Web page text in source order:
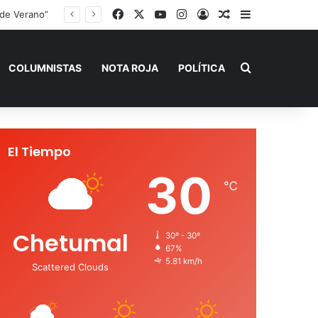
Verano” FacebookYouTubeInstagram
AccesoPublicación al
Barra lateral
COLUMNISTAS NOTA ROJA POLÍTICA Buscar por
El Tiempo
Chetumal
Scattered Clouds
30 ℃
30º - 30º
67%
5.81 km/h